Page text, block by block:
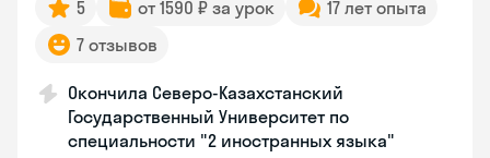
5 от 1590 ₽ за урок
17 лет опыта
7 отзывов
Окончила Северо-Казахстанский
Государственный Университет по
специальности "2 иностранных языка"